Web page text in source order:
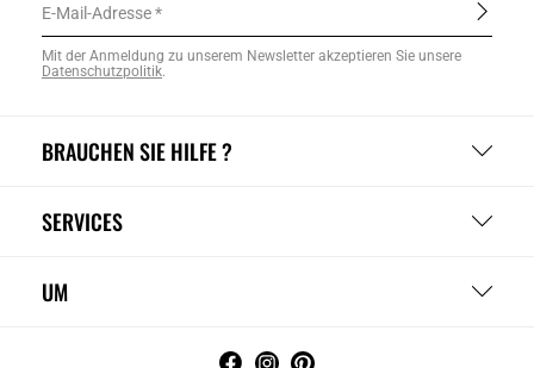
BRAUCHEN SIE HILFE ?
SERVICES
UM
E-Mail-Adresse
Mit der Anmeldung zu unserem Newsletter akzeptieren Sie unsere
Datenschutzpolitik.